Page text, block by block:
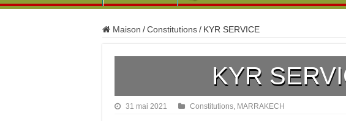
Maison /Constitutions/ KYR SERVICE
KYR
31 mai 2021 Constitutions, MARRAKECH